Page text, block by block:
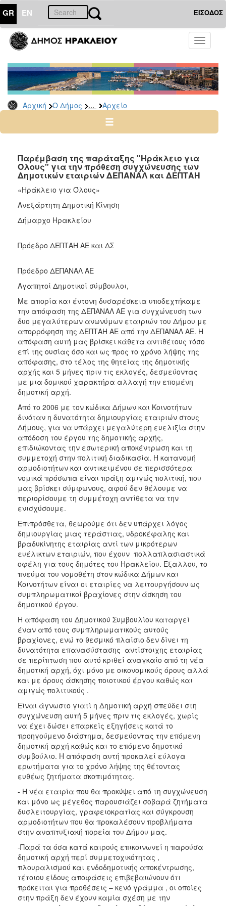
GR EN ΕΙΣΟΔΟΣ
Toggle
Αρχική Ο Δήμος ... Αρχείο
ΔΗΜΟΣ
Δημοτικές
Παρατάξεις
Αρχείο
ΠΟΛΙΤΙΣΜΟΣ
ΑΝΘΕΚΤΙΚΗ
ΠΟΛΗ
Παρέμβαση της παράταξης "Ηράκλειο για
Όλους" για την πρόθεση συγχώνευσης των
Δημοτικών εταιριών ΔΕΠΑΝΑΛ και ΔΕΠΤΑΗ
«Ηράκλειο για Όλους»
Ανεξάρτητη Δημοτική Κίνηση
Δήμαρχο Ηρακλείου
Πρόεδρο ΔΕΠΤΑΗ ΑΕ και ΔΣ
Πρόεδρο ΔΕΠΑΝΑΛ ΑΕ
Αγαπητοί Δημοτικοί σύμβουλοι,
Με απορία και έντονη δυσαρέσκεια υποδεχτήκαμε
την απόφαση της ΔΕΠΑΝΑΛ ΑΕ για συγχώνευση των
δυο μεγαλύτερων ανωνύμων εταιριών του Δήμου με
απορρόφηση της ΔΕΠΤΑΗ ΑΕ από την ΔΕΠΑΝΑΛ ΑΕ. Η
απόφαση αυτή μας βρίσκει κάθετα αντιθέτους τόσο
επί της ουσίας όσο και ως προς το χρόνο λήψης της
απόφασης, στο τέλος της θητείας της δημοτικής
αρχής και 5 μήνες πριν τις εκλογές, δεσμεύοντας
με μια δομικού χαρακτήρα αλλαγή την επομένη
δημοτική αρχή.
Από το 2006 με τον κώδικα Δήμων και Κοινοτήτων
δινόταν η δυνατότητα δημιουργίας εταιριών στους
Δήμους, για να υπάρχει μεγαλύτερη ευελιξία στην
απόδοση του έργου της δημοτικής αρχής,
επιδιώκοντας την εσωτερική αποκέντρωση και τη
συμμετοχή στην πολιτική διαδικασία. Η κατανομή
αρμοδιοτήτων και αντικειμένου σε περισσότερα
νομικά πρόσωπα είναι πράξη αμιγώς πολιτική, που
μας βρίσκει σύμφωνους, αφού δεν θέλουμε να
περιορίσουμε τη συμμέτοχη αντίθετα να την
ενισχύσουμε.
Επιπρόσθετα, θεωρούμε ότι δεν υπάρχει λόγος
δημιουργίας μιας τεράστιας, υδροκέφαλης και
βραδυκίνητης εταιρίας αντί των μικρότερων
ευέλικτων εταιριών, που έχουν πολλαπλασιαστικά
οφέλη για τους δημότες του Ηρακλείου. Έξαλλου, το
πνεύμα του νομοθέτη στον κώδικα Δήμων και
Κοινοτήτων είναι οι εταιρίες να λειτουργήσουν ως
συμπληρωματικοί βραχίονες στην άσκηση του
δημοτικού έργου.
Η απόφαση του Δημοτικού Συμβουλίου καταργεί
έναν από τους συμπληρωματικούς αυτούς
βραχίονες, ενώ το θεσμικό πλαίσιο δεν δίνει τη
δυνατότητα επανασύστασης αντίστοιχης εταιρίας
σε περίπτωση που αυτό κριθεί αναγκαίο από τη νέα
δημοτική αρχή, όχι μόνο με οικονομικούς όρους αλλά
και με όρους άσκησης ποιοτικού έργου καθώς και
αμιγώς πολιτικούς .
Είναι άγνωστο γιατί η Δημοτική αρχή σπεύδει στη
συγχώνευση αυτή 5 μήνες πριν τις εκλογές, χωρίς
να έχει δώσει επαρκείς εξηγήσεις κατά το
προηγούμενο διάστημα, δεσμεύοντας την επόμενη
δημοτική αρχή καθώς και το επόμενο δημοτικό
συμβούλιο. Η απόφαση αυτή προκαλεί εύλογα
ερωτήματα για το χρόνο λήψης της θέτοντας
ευθέως ζητήματα σκοπιμότητας.
- H νέα εταιρία που θα προκύψει από τη συγχώνευση
και μόνο ως μέγεθος παρουσιάζει σοβαρά ζητήματα
δυσλειτουργίας, γραφειοκρατίας και σύγκρουση
αρμοδιοτήτων που θα προκαλέσουν προβλήματα
στην αναπτυξιακή πορεία του Δήμου μας.
-Παρά τα όσα κατά καιρούς επικοινωνεί η παρούσα
δημοτική αρχή περί συμμετοχικότητας ,
πλουραλισμού και ενδοδημοτικής αποκέντρωσης,
τέτοιου είδους αποφάσεις επιβεβαιώνουν ότι
πρόκειται για προθέσεις – κενό γράμμα , οι οποίες
στην πράξη δεν έχουν καμία σχέση με την